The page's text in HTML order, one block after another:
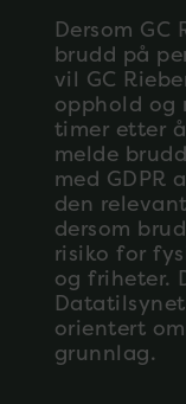
Dersom GC
brudd på
vil GC
opphold og
timer etter
melde
med GDPR
den
dersom
risiko for
og friheter.
orientert
grunnlag.